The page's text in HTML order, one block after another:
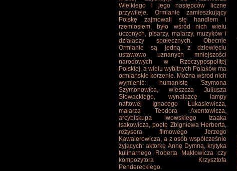
Wielkiego i jego następców liczne
przywileje. Ormianie zamieszkujący
Polskę zajmowali się handlem i
rzemiosłem, było wśród nich wielu
uczonych, pisarzy, malarzy, muzyków i
działaczy społecznych. Obecnie
Ormianie są jedną z dziewięciu
ustawowo uznanych mniejszości
narodowych w Rzeczypospolitej
Polskiej, a wielu wybitnych Polaków ma
ormiańskie korzenie. Można wśród nich
wymienić: humanistę Szymona
Szymonowica, wieszcza Juliusza
Słowackiego, wynalazcę lampy
naftowej Ignacego Łukasiewicza,
malarza Teodora Axentowicza,
arcybiskupa lwowskiego Izaaka
Isakowicza, poetę Zbigniewa Herberta,
reżysera filmowego Jerzego
Kawalerowicza, a z osób współcześnie
żyjących: aktorkę Annę Dymną, krytyka
kulinarnego Roberta Makłowicza czy
kompozytora Krzysztofa
Pendereckiego.